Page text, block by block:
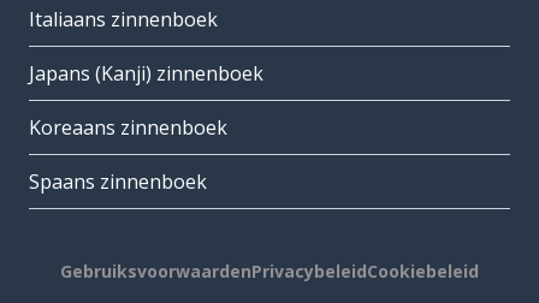
Italiaans zinnenboek
Japans (Kanji) zinnenboek
Koreaans zinnenboek
Spaans zinnenboek
GebruiksvoorwaardenPrivacybeleidCookiebeleid